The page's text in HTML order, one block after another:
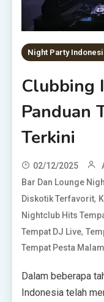
Night Party
Clubbing
Panduan
Terkini
02/12/2025
Bar Dan Lounge
Diskotik Terfavorit,
Nightclub Hits
Tempat DJ Live,
Tempat Pesta Malam
Dalam beberapa
Indonesia telah